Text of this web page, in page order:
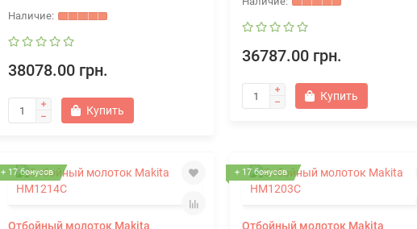
38078.00 грн.
Купить
36787.00 грн.
Купить
+ 17 бонусов
Отбойный молоток Makita
+ 17 бонусов
Отбойный молоток Makita